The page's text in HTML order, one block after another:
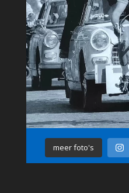
meer foto's